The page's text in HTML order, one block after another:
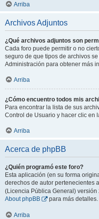
Arriba
Archivos Adjuntos
¿Qué archivos adjuntos son
Cada foro puede permitir o no
seguro de que tipos de archivos
Administración para obtener más
Arriba
¿Cómo encuentro todos mis
Para encontrar la lista de sus
Control de Usuario y hacer clic en
Arriba
Acerca de phpBB
¿Quién programó este foro?
Esta aplicación (en su forma
derechos de autor pertenecientes a
(Licencia Pública General)
About phpBB
para más detalles.
Arriba